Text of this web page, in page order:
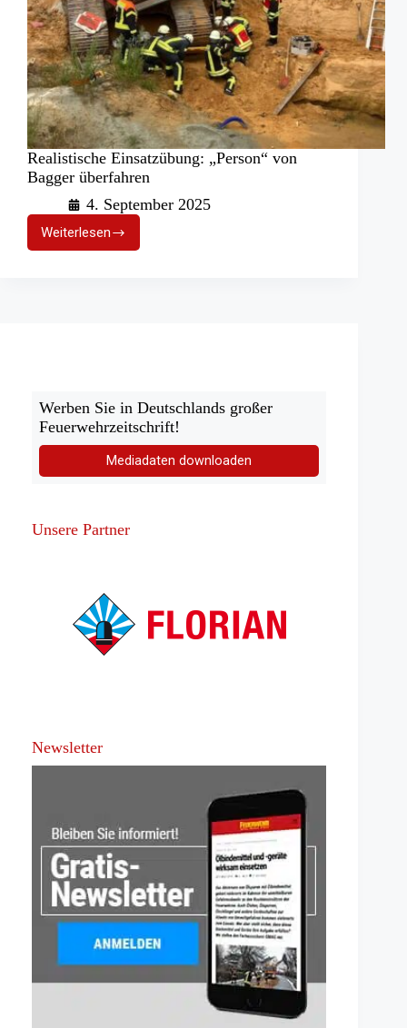
Realistische Einsatzübung: „Person“ von
Bagger überfahren
4. September 2025
WeiterlesenRealistische
Einsatzübung:
Werben Sie in Deutschlands großer
Feuerwehrzeitschrift!
Mediadaten downloaden
Unsere Partner
Newsletter